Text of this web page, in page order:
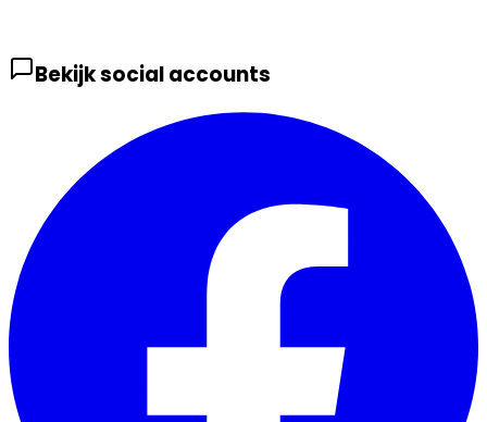
Bekijk social accounts